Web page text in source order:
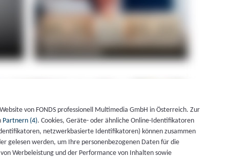
von FONDS professionell Multimedia GmbH in Österreich. Zur
Partnern (4). Cookies, Geräte- oder ähnliche Online-Identifikatoren
netzwerkbasierte Identifikatoren) können zusammen
gelesen werden, um Ihre personenbezogenen Daten für die
Werbeleistung und der Performance von Inhalten sowie